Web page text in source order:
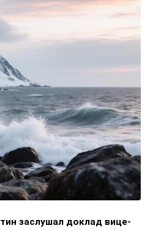
заслушал доклад вице-